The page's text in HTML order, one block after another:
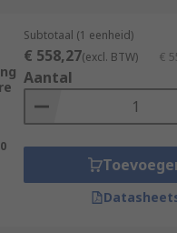
Subtotaal (1 eenheid)
€ 558,27(excl. BTW) €
Aantal